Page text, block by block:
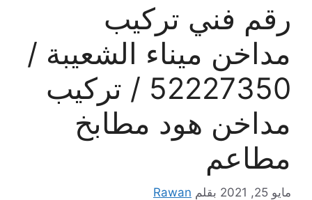
رقم فني تركيب
مداخن ميناء الشعيبة /
52227350 / تركيب
مداخن هود مطابخ
مطاعم
مايو 25, 2021 بقلم Rawan